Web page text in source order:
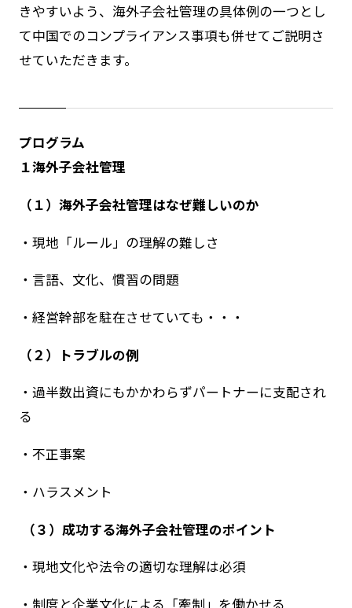
きやすいよう、海外子会社管理の具体例の一つとし
て中国でのコンプライアンス事項も併せてご説明さ
せていただきます。
プログラム
１海外子会社管理
（１）海外子会社管理はなぜ難しいのか
・現地「ルール」の理解の難しさ
・言語、文化、慣習の問題
・経営幹部を駐在させていても・・・
（２）トラブルの例
・過半数出資にもかかわらずパートナーに支配され
る
・不正事案
・ハラスメント
（３）成功する海外子会社管理のポイント
・現地文化や法令の適切な理解は必須
・制度と企業文化による「牽制」を働かせる